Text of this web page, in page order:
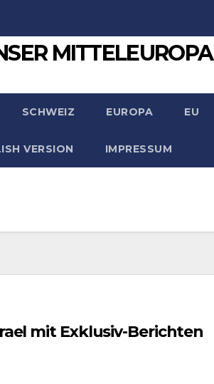
MITTELEUROPA
SCHWEIZ EUROPA EU
VERSION IMPRESSUM
mit Exklusiv-Berichten